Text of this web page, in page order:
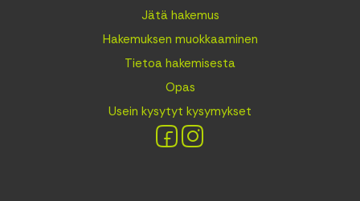
Facebook
Jätä hakemus
Hakemuksen muokkaaminen
Tietoa hakemisesta
Opas
Usein kysytyt kysymykset